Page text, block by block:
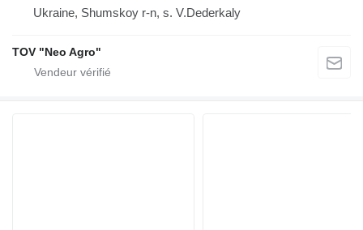
Ukraine, Shumskoy r-n, s. V.Dederkaly
TOV "Neo Agro"